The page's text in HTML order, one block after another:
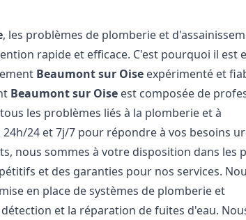
, les problèmes de plomberie et
rapide et efficace. C'est pourquoi il est
Beaumont sur Oise expérimenté et
Beaumont sur Oise est composée de
les problèmes liés à la plomberie et à
24 et 7j/7 pour répondre à vos besoins
nous sommes à votre disposition dans les
et des garanties pour nos services.
en place de systèmes de plomberie et
et la réparation de fuites d'eau.